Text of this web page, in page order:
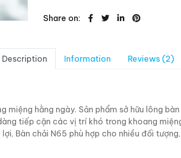
Share on:
Description Information Reviews (2)
hằng ngày. Sản phẩm sở hữu lông
tiếp cận các vị trí khó trong khoang
Bàn chải N65 phù hợp cho nhiều đối